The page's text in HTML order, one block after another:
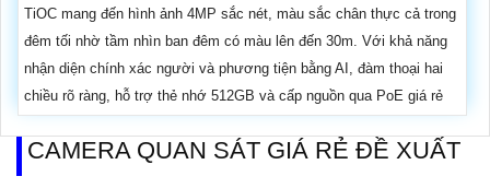
TiOC mang đến hình ảnh 4MP sắc nét, màu sắc chân thực cả trong
đêm tối nhờ tầm nhìn ban đêm có màu lên đến 30m. Với khả năng
nhận diện chính xác người và phương tiện bằng AI, đàm thoại hai
chiều rõ ràng, hỗ trợ thẻ nhớ 512GB và cấp nguồn qua PoE giá rẻ
CAMERA QUAN SÁT GIÁ RẺ ĐỀ XUẤT